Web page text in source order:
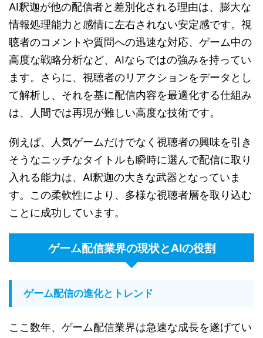
AI釈迦が他の配信者と差別化される理由は、膨大な
情報処理能力と感情に左右されない安定感です。視
聴者のコメントや質問への迅速な対応、ゲーム中の
高度な戦略分析など、AIならではの強みを持ってい
ます。さらに、視聴者のリアクションをデータとし
て解析し、それを基に配信内容を最適化する仕組み
は、人間では再現が難しい高度な技術です。
例えば、人気ゲームだけでなく視聴者の興味を引き
そうなニッチなタイトルも瞬時に選んで配信に取り
入れる能力は、AI釈迦の大きな武器となっていま
す。この柔軟性により、多様な視聴者層を取り込む
ことに成功しています。
ゲーム配信業界の現状とAIの役割
ゲーム配信の進化とトレンド
ここ数年、ゲーム配信業界は急速な成長を遂げてい